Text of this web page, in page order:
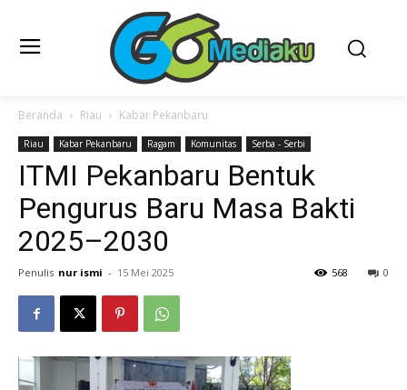
Beranda Riau Kabar Pekanbaru
Riau Kabar Pekanbaru Ragam Komunitas Serba - Serbi
ITMI Pekanbaru Bentuk
Pengurus Baru Masa Bakti
2025–2030
Penulis nur ismi - 15 Mei 2025 0
568